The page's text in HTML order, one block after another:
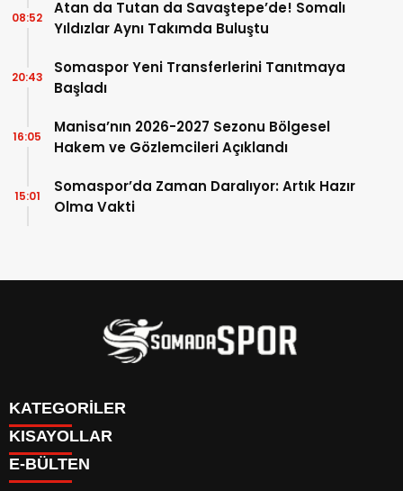
Atan da Tutan da Savaştepe’de! Somalı
Yıldızlar Aynı Takımda Buluştu
08:52
Somaspor Yeni Transferlerini Tanıtmaya
Başladı
20:43
Manisa’nın 2026-2027 Sezonu Bölgesel
Hakem ve Gözlemcileri Açıklandı
16:05
Somaspor’da Zaman Daralıyor: Artık Hazır
Olma Vakti
15:01
KATEGORİLER
İletişim
İstatistikler & Puan Durumu & Fikstür
KISAYOLLAR
Genel
E-BÜLTEN